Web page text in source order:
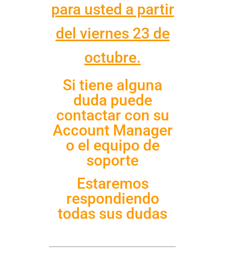
para usted a partir
del viernes 23 de
octubre.
Si tiene alguna
duda puede
contactar con su
Account Manager
o el equipo de
soporte
Estaremos
respondiendo
todas sus dudas